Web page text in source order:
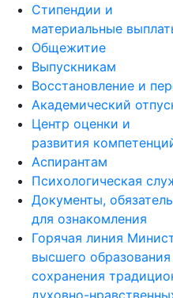
материальные выплаты
Общежитие
Выпускникам
Восстановление и
Академический
Центр оценки и
развития компетенций
Аспирантам
Психологическая
Документы,
для ознакомления
Горячая линия
высшего
сохранения
духовно-